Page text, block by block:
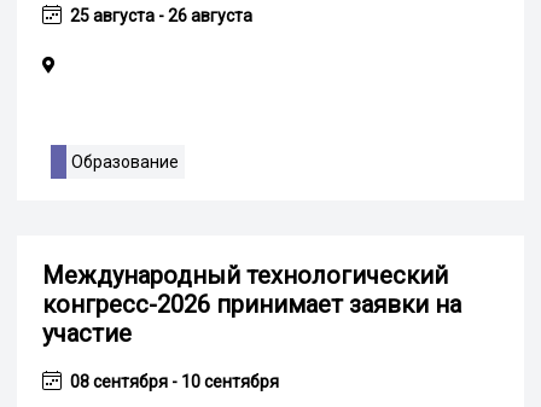
25 августа - 26 августа
Образование
Международный технологический
конгресс-2026 принимает заявки на
участие
08 сентября - 10 сентября